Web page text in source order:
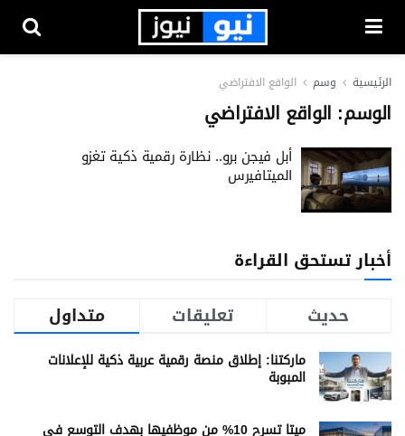
الرئيسية وسم الواقع الافتراضي
الوسم: الواقع الافتراضي
أبل فيجن برو.. نظارة رقمية ذكية تغزو
الميتافيرس
أخبار تستحق القراءة
متداول
تعليقات حديث
ماركتنا: إطلاق منصة رقمية عربية ذكية للإعلانات
المبوبة
ميتا تسرح 10% من موظفيها بهدف التوسع في